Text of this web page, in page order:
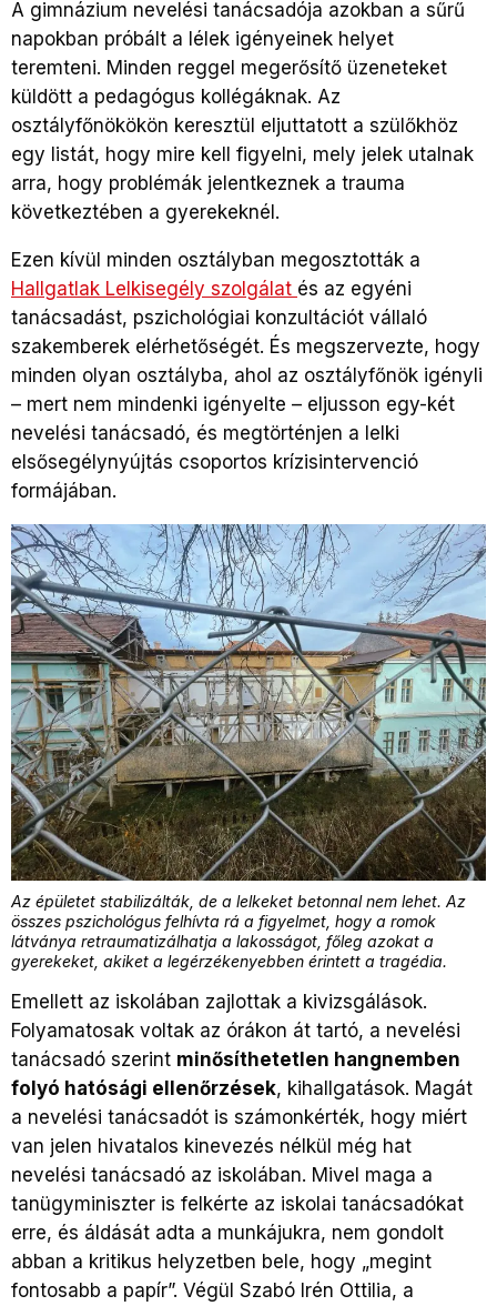
A gimnázium nevelési tanácsadója azokban a sűrű
napokban próbált a lélek igényeinek helyet
teremteni. Minden reggel megerősítő üzeneteket
küldött a pedagógus kollégáknak. Az
osztályfőnökökön keresztül eljuttatott a szülőkhöz
egy listát, hogy mire kell figyelni, mely jelek utalnak
arra, hogy problémák jelentkeznek a trauma
következtében a gyerekeknél.
Ezen kívül minden osztályban megosztották a
Hallgatlak Lelkisegély szolgálat és az egyéni
tanácsadást, pszichológiai konzultációt vállaló
szakemberek elérhetőségét. És megszervezte, hogy
minden olyan osztályba, ahol az osztályfőnök igényli
– mert nem mindenki igényelte – eljusson egy-két
nevelési tanácsadó, és megtörténjen a lelki
elsősegélynyújtás csoportos krízisintervenció
formájában.
Az épületet stabilizálták, de a lelkeket betonnal nem lehet. Az
összes pszichológus felhívta rá a figyelmet, hogy a romok
látványa retraumatizálhatja a lakosságot, főleg azokat a
gyerekeket, akiket a legérzékenyebben érintett a tragédia.
Emellett az iskolában zajlottak a kivizsgálások.
Folyamatosak voltak az órákon át tartó, a nevelési
tanácsadó szerint minősíthetetlen hangnemben
folyó hatósági ellenőrzések, kihallgatások. Magát
a nevelési tanácsadót is számonkérték, hogy miért
van jelen hivatalos kinevezés nélkül még hat
nevelési tanácsadó az iskolában. Mivel maga a
tanügyminiszter is felkérte az iskolai tanácsadókat
erre, és áldását adta a munkájukra, nem gondolt
abban a kritikus helyzetben bele, hogy „megint
fontosabb a papír”. Végül Szabó Irén Ottilia, a